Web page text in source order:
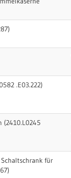
.E03.222)
(2410.L0245
für